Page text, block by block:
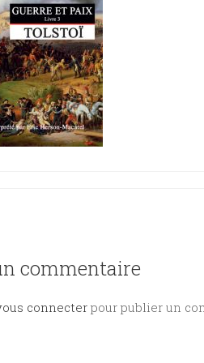
commentaire
connecter pour publier un